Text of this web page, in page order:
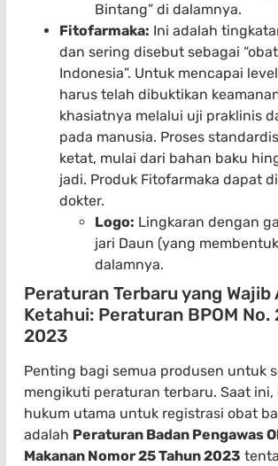
Bintang” di dalamnya.
Fitofarmaka: Ini adalah
dan sering disebut sebagai
Indonesia”. Untuk mencapai
harus telah dibuktikan
khasiatnya melalui uji praklinis
pada manusia. Proses
ketat, mulai dari bahan baku
jadi. Produk Fitofarmaka dapat
dokter.
Logo: Lingkaran dengan
jari Daun (yang
dalamnya.
Peraturan Terbaru yang Wajib
Ketahui: Peraturan BPOM No.
2023
Penting bagi semua produsen untuk
mengikuti peraturan terbaru. Saat ini,
hukum utama untuk registrasi obat
adalah Peraturan Badan Pengawas
Makanan Nomor 25 Tahun 2023